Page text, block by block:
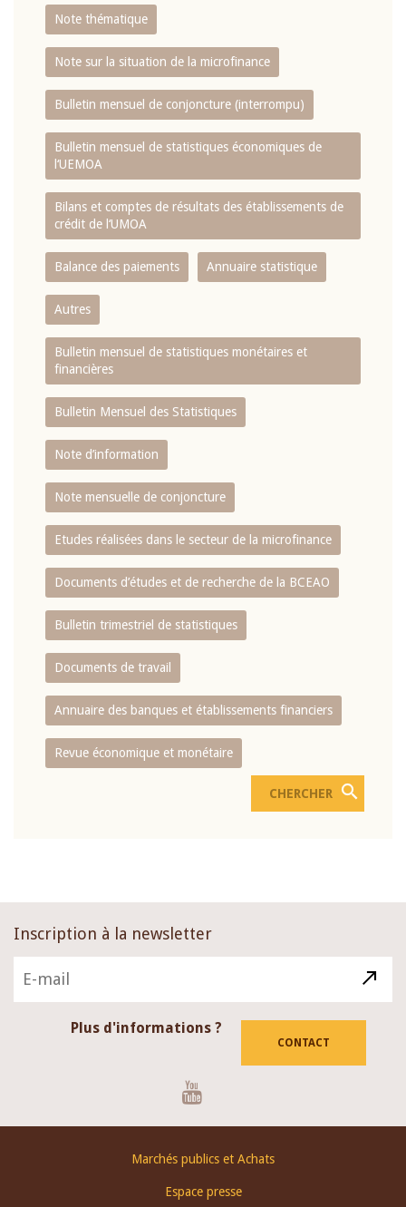
Note thématique
Note sur la situation de la microfinance
Bulletin mensuel de conjoncture (interrompu)
Bulletin mensuel de statistiques économiques de
l‘UEMOA
Bilans et comptes de résultats des établissements de
crédit de l‘UMOA
Balance des paiements Annuaire statistique
Autres
Bulletin mensuel de statistiques monétaires et
financières
Bulletin Mensuel des Statistiques
Note d’information
Note mensuelle de conjoncture
Etudes réalisées dans le secteur de la microfinance
Documents d’études et de recherche de la BCEAO
Bulletin trimestriel de statistiques
Documents de travail
Annuaire des banques et établissements financiers
Revue économique et monétaire
Inscription à la newsletter
Plus d'informations ?
CONTACT
Marchés publics et Achats
Espace presse